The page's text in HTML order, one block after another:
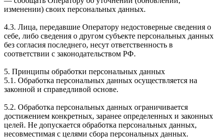
изменении) своих персональных данных.
4.3. Лица, передавшие Оператору недостоверные сведения о
себе, либо сведения о другом субъекте персональных данных
без согласия последнего, несут ответственность в
соответствии с законодательством РФ.
5. Принципы обработки персональных данных
5.1. Обработка персональных данных осуществляется на
законной и справедливой основе.
5.2. Обработка персональных данных ограничивается
достижением конкретных, заранее определенных и законных
целей. Не допускается обработка персональных данных,
несовместимая с целями сбора персональных данных.